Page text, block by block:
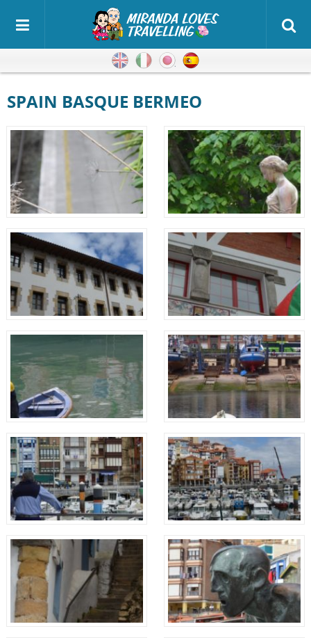
Inglés ItalianoJaponés
SPAIN BASQUE BERMEO